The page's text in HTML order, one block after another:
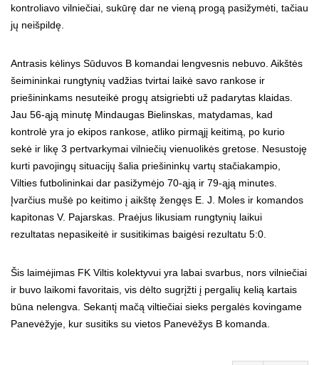
kontroliavo vilniečiai, sukūrę dar ne vieną progą pasižymėti, tačiau
jų neišpildę.
Antrasis kėlinys Sūduvos B komandai lengvesnis nebuvo. Aikštės
šeimininkai rungtynių vadžias tvirtai laikė savo rankose ir
priešininkams nesuteikė progų atsigriebti už padarytas klaidas.
Jau 56-ąją minutę Mindaugas Bielinskas, matydamas, kad
kontrolė yra jo ekipos rankose, atliko pirmąjį keitimą, po kurio
sekė ir likę 3 pertvarkymai vilniečių vienuolikės gretose. Nesustoję
kurti pavojingų situacijų šalia priešininkų vartų stačiakampio,
Vilties futbolininkai dar pasižymėjo 70-ąją ir 79-ąją minutes.
Įvarčius mušė po keitimo į aikštę žengęs E. J. Moles ir komandos
kapitonas V. Pajarskas. Praėjus likusiam rungtynių laikui
rezultatas nepasikeitė ir susitikimas baigėsi rezultatu 5:0.
Šis laimėjimas FK Viltis kolektyvui yra labai svarbus, nors vilniečiai
ir buvo laikomi favoritais, vis dėlto sugrįžti į pergalių kelią kartais
būna nelengva. Sekantį mačą viltiečiai sieks pergalės kovingame
Panevėžyje, kur susitiks su vietos Panevėžys B komanda.